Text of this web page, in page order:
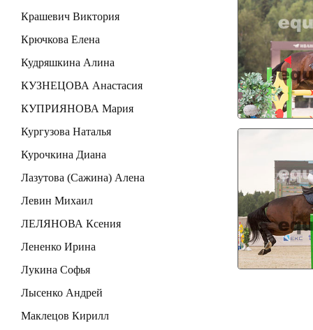
Крашевич Виктория
Крючкова Елена
Кудряшкина Алина
КУЗНЕЦОВА Анастасия
КУПРИЯНОВА Мария
Кургузова Наталья
Курочкина Диана
Лазутова (Сажина) Алена
Левин Михаил
ЛЕЛЯНОВА Ксения
Лененко Ирина
Лукина Софья
Лысенко Андрей
Маклецов Кирилл